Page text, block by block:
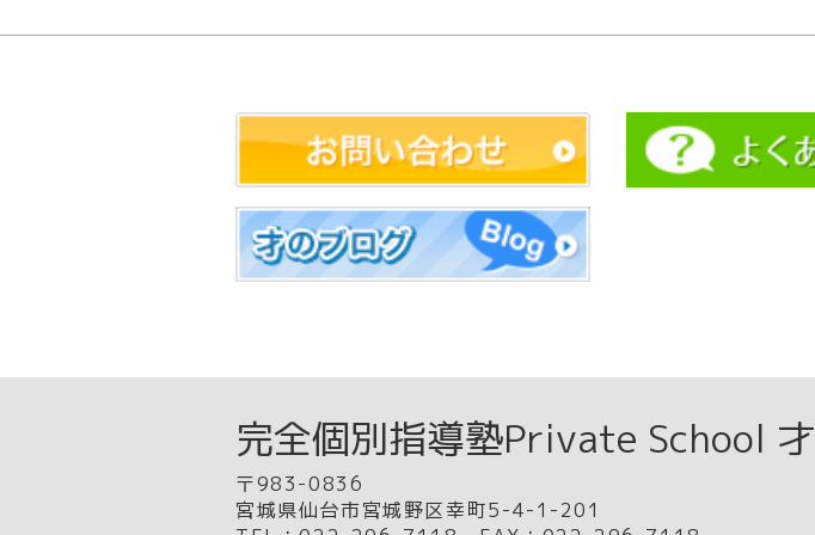
完全個別指導塾Private School 才
〒983-0836
宮城県仙台市宮城野区幸町5-4-1-201